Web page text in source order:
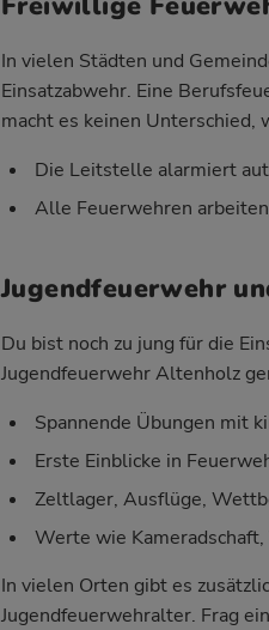
In vielen Städten und
Einsatzabwehr. Eine
macht es keinen Unterschied,
Die Leitstelle alarmiert
Alle Feuerwehren
Jugendfeuerwehr
Du bist noch zu jung für die
Jugendfeuerwehr Altenholz
Spannende Übungen mit
Erste Einblicke in
Zeltlager, Ausflüge,
Werte wie
In vielen Orten gibt es
Jugendfeuerwehralter. Frag